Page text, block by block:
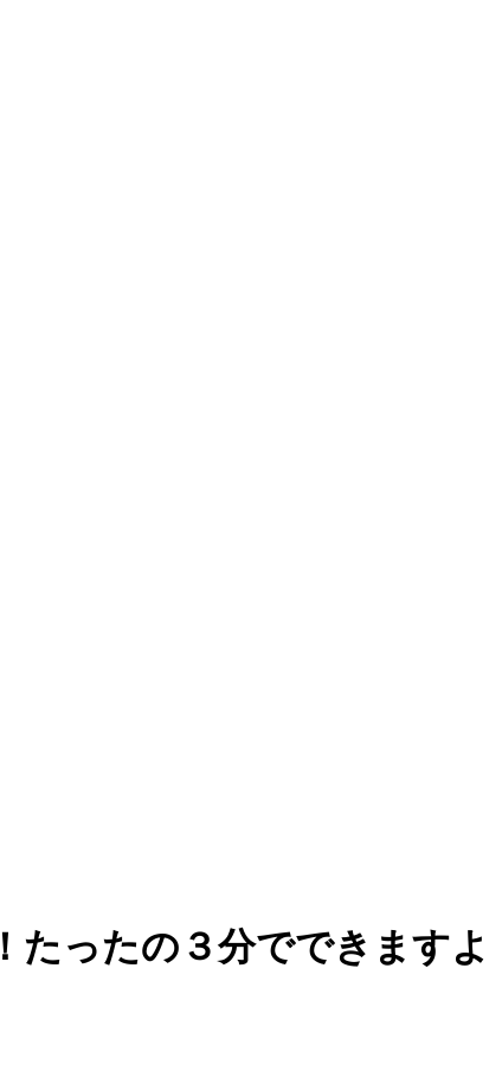
ったの３分でできますよ